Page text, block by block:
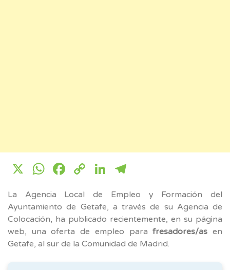
X WhatsApp
Facebook
CopyLinkedIn
La Agencia Local de Empleo y Formación del
Ayuntamiento de Getafe, a través de su Agencia de
Colocación, ha publicado recientemente, en su página
web, una oferta de empleo parafresadores/as en
Getafe, al sur de la Comunidad de Madrid.